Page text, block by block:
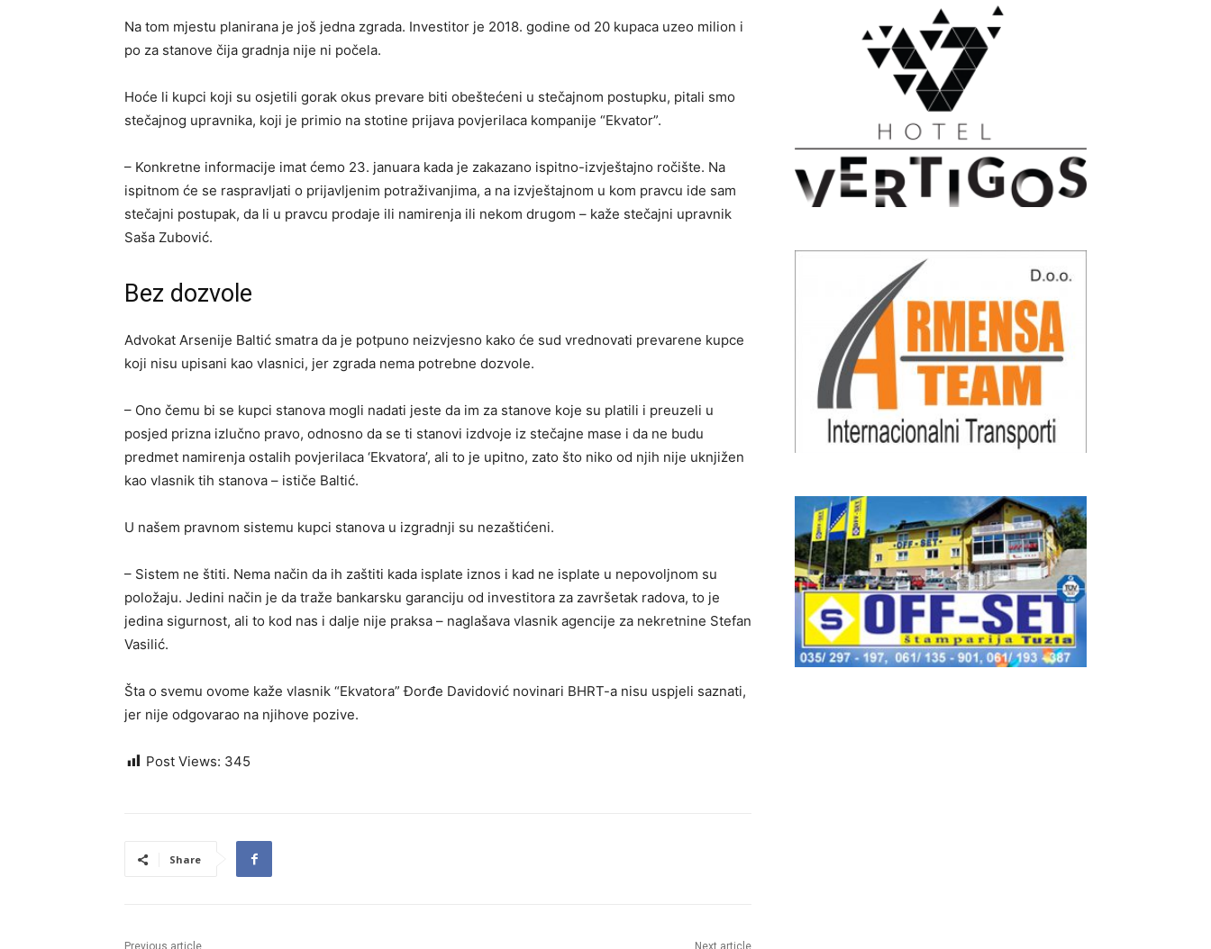
Na tom mjestu planirana je još jedna zgrada. Investitor je 2018. godine od 20 kupaca uzeo milion i
po za stanove čija gradnja nije ni počela.
Hoće li kupci koji su osjetili gorak okus prevare biti obeštećeni u stečajnom postupku, pitali smo
stečajnog upravnika, koji je primio na stotine prijava povjerilaca kompanije “Ekvator”.
– Konkretne informacije imat ćemo 23. januara kada je zakazano ispitno-izvještajno ročište. Na
ispitnom će se raspravljati o prijavljenim potraživanjima, a na izvještajnom u kom pravcu ide sam
stečajni postupak, da li u pravcu prodaje ili namirenja ili nekom drugom – kaže stečajni upravnik
Saša Zubović.
Bez dozvole
Advokat Arsenije Baltić smatra da je potpuno neizvjesno kako će sud vrednovati prevarene kupce
koji nisu upisani kao vlasnici, jer zgrada nema potrebne dozvole.
– Ono čemu bi se kupci stanova mogli nadati jeste da im za stanove koje su platili i preuzeli u
posjed prizna izlučno pravo, odnosno da se ti stanovi izdvoje iz stečajne mase i da ne budu
predmet namirenja ostalih povjerilaca ‘Ekvatora’, ali to je upitno, zato što niko od njih nije uknjižen
kao vlasnik tih stanova – ističe Baltić.
U našem pravnom sistemu kupci stanova u izgradnji su nezaštićeni.
– Sistem ne štiti. Nema način da ih zaštiti kada isplate iznos i kad ne isplate u nepovoljnom su
položaju. Jedini način je da traže bankarsku garanciju od investitora za završetak radova, to je
jedina sigurnost, ali to kod nas i dalje nije praksa – naglašava vlasnik agencije za nekretnine Stefan
Vasilić.
Šta o svemu ovome kaže vlasnik “Ekvatora” Đorđe Davidović novinari BHRT-a nisu uspjeli saznati,
jer nije odgovarao na njihove pozive.
Post Views: 345
Share
Previous article Next article